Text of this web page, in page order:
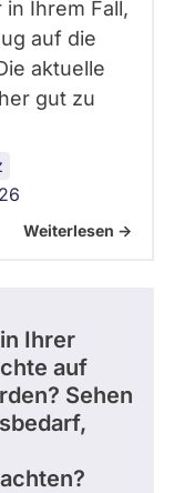
Ihrem Fall,
auf die
aktuelle
gut zu
Weiterlesen ->
Ihrer
auf
Sehen